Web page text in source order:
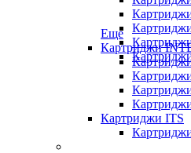
Еще
Картриджи
Картриджи ITS